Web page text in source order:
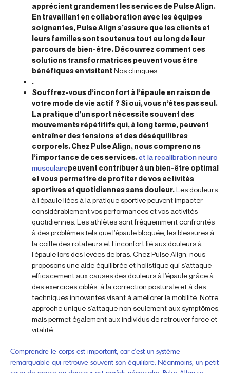
apprécient grandement les services de Pulse Align.
En travaillant en collaboration avec les équipes
soignantes, Pulse Align s’assure que les clients et
leurs familles sont soutenus tout au long de leur
parcours de bien-être. Découvrez comment ces
solutions transformatrices peuvent vous être
bénéfiques en visitant Nos cliniques
.
Souffrez-vous d’inconfort à l’épaule en raison de
votre mode de vie actif ? Si oui, vous n’êtes pas seul.
La pratique d’un sport nécessite souvent des
mouvements répétitifs qui, à long terme, peuvent
entraîner des tensions et des déséquilibres
corporels. Chez Pulse Align, nous comprenons
l’importance de ces services.et la recalibration neuro
musculairepeuvent contribuer à un bien-être optimal
et vous permettre de profiter de vos activités
sportives et quotidiennes sans douleur.Les douleurs
à l’épaule liées à la pratique sportive peuvent impacter
considérablement vos performances et vos activités
quotidiennes. Les athlètes sont fréquemment confrontés
à des problèmes tels que l’épaule bloquée, les blessures à
la coiffe des rotateurs et l’inconfort lié aux douleurs à
l’épaule lors des levées de bras. Chez Pulse Align, nous
proposons une aide équilibrée et holistique qui s’attaque
efficacement aux causes des douleurs à l’épaule grâce à
des exercices ciblés, à la correction posturale et à des
techniques innovantes visant à améliorer la mobilité. Notre
approche unique s’attaque non seulement aux symptômes,
mais permet également aux individus de retrouver force et
vitalité.
Comprendre le corps est important, car c’est un système
remarquable qui retrouve souvent son équilibre. Néanmoins, un petit